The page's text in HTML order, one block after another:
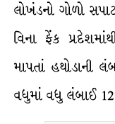
લોખંડનો ગોળો
વિના ફેંક
માપતાં
વધુમાં વધુ લંબાઈ